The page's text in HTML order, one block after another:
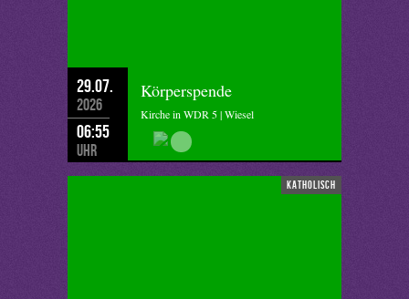
29.07.
2026
06:55
Uhr
Körperspende
Kirche in WDR 5 | Wiesel
katholisch